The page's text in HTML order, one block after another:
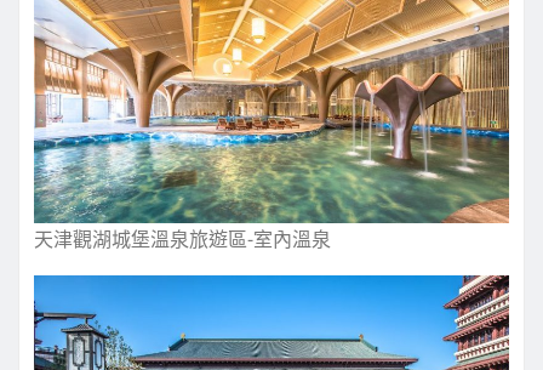
天津觀湖城堡溫泉旅遊區-室內溫泉